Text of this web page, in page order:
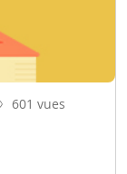
601 vues